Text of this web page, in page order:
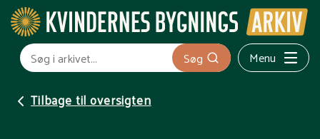
Søg Menu
Tilbage til oversigten